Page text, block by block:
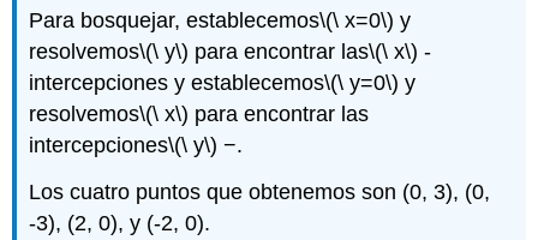
Para bosquejar, establecemos\(\ x=0\) y
resolvemos\(\ y\) para encontrar las\(\ x\) -
intercepciones y establecemos\(\ y=0\) y
resolvemos\(\ x\) para encontrar las
intercepciones\(\ y\) −.
Los cuatro puntos que obtenemos son (0, 3), (0,
-3), (2, 0), y (-2, 0).